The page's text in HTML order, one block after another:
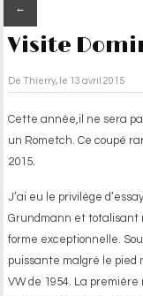
←
Visite
De Thierry, le 13 avril 2015
Cette année,il ne sera
un Rometch. Ce coupé
2015.
J’ai eu le privilège
Grundmann et totalisant
forme exceptionnelle.
puissante malgré le pied
VW de 1954. La